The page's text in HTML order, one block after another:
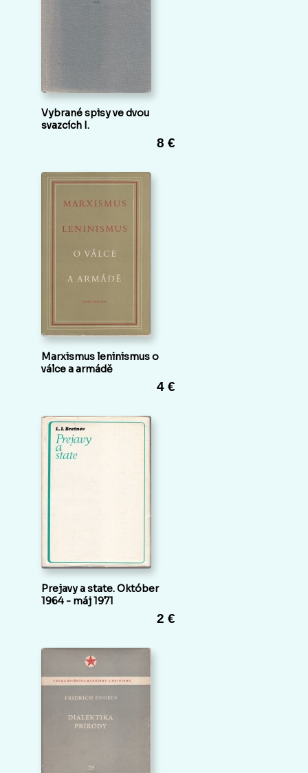
Vybrané spisy ve dvou
svazcích I.
8 €
Marxismus leninismus o
válce a armádě
4 €
Prejavy a state. Október
1964 - máj 1971
2 €